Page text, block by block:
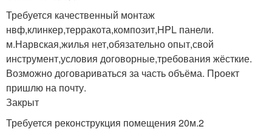
Требуется качественный монтаж
нвф,клинкер,терракота,композит,HPL панели.
м.Нарвская,жилья нет,обязательно опыт,свой
инструмент,условия договорные,требования жёсткие.
Возможно договариваться за часть объёма. Проект
пришлю на почту.
Закрыт
Требуется реконструкция помещения 20м.2